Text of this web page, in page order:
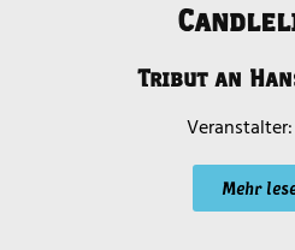
Tribut an
Mehr